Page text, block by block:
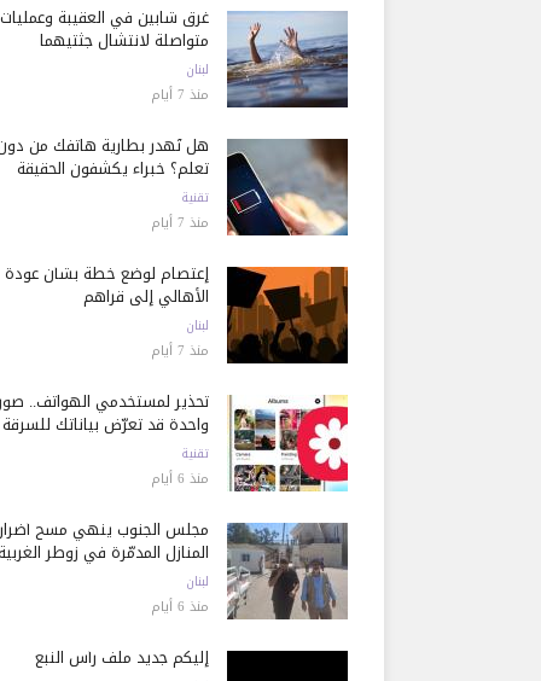
غرق شابين في العقيبة وعمليات
متواصلة لانتشال جثتيهما
لبنان
منذ 7 أيام
هل تُهدر بطارية هاتفك من
تعلم؟ خبراء يكشفون الحقيقة
تقنية
منذ 7 أيام
إعتصام لوضع خطة بشأن عودة
الأهالي إلى قراهم
لبنان
منذ 7 أيام
تحذير لمستخدمي الهواتف..
واحدة قد تعرّض بياناتك للسرقة
تقنية
منذ 6 أيام
مجلس الجنوب ينهي مسح أضرار
المنازل المدمّرة في زوطر الغربية
لبنان
منذ 6 أيام
إليكم جديد ملف رأس النبع